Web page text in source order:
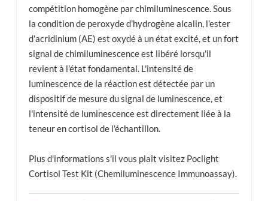
compétition homogène par chimiluminescence. Sous
la condition de peroxyde d'hydrogène alcalin, l'ester
d'acridinium (AE) est oxydé à un état excité, et un fort
signal de chimiluminescence est libéré lorsqu'il
revient à l'état fondamental. L'intensité de
luminescence de la réaction est détectée par un
dispositif de mesure du signal de luminescence, et
l'intensité de luminescence est directement liée à la
teneur en cortisol de l'échantillon.
Plus d'informations s'il vous plaît visitez Poclight
Cortisol Test Kit (Chemiluminescence Immunoassay).